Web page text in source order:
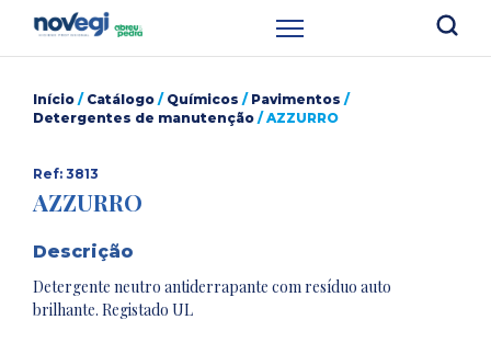
Início / Catálogo / Químicos / Pavimentos /
Detergentes de manutenção / AZZURRO
Ref: 3813
AZZURRO
Descrição
Detergente neutro antiderrapante com resíduo auto
brilhante. Registado UL